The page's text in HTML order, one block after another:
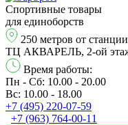
Спортивные товары
для единоборств
250 метров от
ТЦ АКВАРЕЛЬ, 2-ой
Время работы:
Пн - Сб: 10.00 - 20.00
Вс: 10.00 - 18.00
+7 (495) 220-07-59
+7 (963) 764-00-11